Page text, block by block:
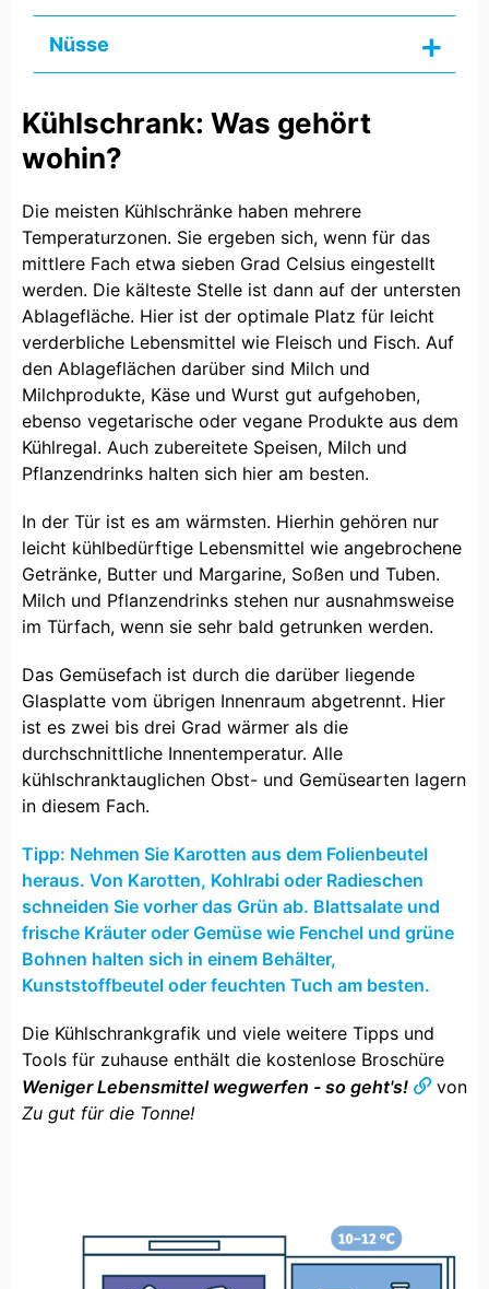
Nüsse
Kühlschrank: Was gehört
wohin?
Die meisten Kühlschränke haben mehrere
Temperaturzonen. Sie ergeben sich, wenn für das
mittlere Fach etwa sieben Grad Celsius eingestellt
werden. Die kälteste Stelle ist dann auf der untersten
Ablagefläche. Hier ist der optimale Platz für leicht
verderbliche Lebensmittel wie Fleisch und Fisch. Auf
den Ablageflächen darüber sind Milch und
Milchprodukte, Käse und Wurst gut aufgehoben,
ebenso vegetarische oder vegane Produkte aus dem
Kühlregal. Auch zubereitete Speisen, Milch und
Pflanzendrinks halten sich hier am besten.
In der Tür ist es am wärmsten. Hierhin gehören nur
leicht kühlbedürftige Lebensmittel wie angebrochene
Getränke, Butter und Margarine, Soßen und Tuben.
Milch und Pflanzendrinks stehen nur ausnahmsweise
im Türfach, wenn sie sehr bald getrunken werden.
Das Gemüsefach ist durch die darüber liegende
Glasplatte vom übrigen Innenraum abgetrennt. Hier
ist es zwei bis drei Grad wärmer als die
durchschnittliche Innentemperatur. Alle
kühlschranktauglichen Obst- und Gemüsearten lagern
in diesem Fach.
Tipp: Nehmen Sie Karotten aus dem Folienbeutel
heraus. Von Karotten, Kohlrabi oder Radieschen
schneiden Sie vorher das Grün ab. Blattsalate und
frische Kräuter oder Gemüse wie Fenchel und grüne
Bohnen halten sich in einem Behälter,
Kunststoffbeutel oder feuchten Tuch am besten.
Die Kühlschrankgrafik und viele weitere Tipps und
Tools für zuhause enthält die kostenlose Broschüre
Weniger Lebensmittel wegwerfen - so geht's!
von
Zu gut für die Tonne!